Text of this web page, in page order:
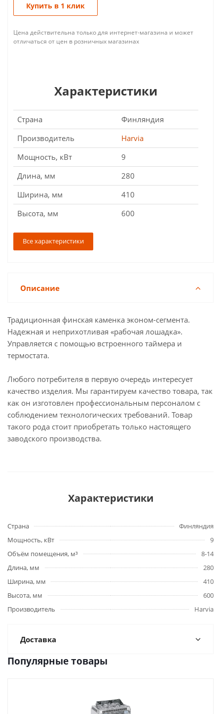
Купить в 1 клик
Цена действительна только для интернет-магазина и может
отличаться от цен в розничных магазинах
Характеристики
Страна
Финляндия
Производитель
Harvia
Мощность, кВт
9
Длина, мм
280
Ширина, мм
410
Высота, мм
600
Все характеристики
Описание
Традиционная финская каменка эконом-сегмента.
Надежная и неприхотливая «рабочая лошадка».
Управляется с помощью встроенного таймера и
термостата.
Любого потребителя в первую очередь интересует
качество изделия. Мы гарантируем качество товара, так
как он изготовлен профессиональным персоналом с
соблюдением технологических требований. Товар
такого рода стоит приобретать только настоящего
заводского производства.
Характеристики
Страна
Финляндия
Мощность, кВт
9
Объём помещения, м³
8-14
Длина, мм
280
Ширина, мм
410
Высота, мм
600
Производитель
Harviа
Доставка
Популярные товары